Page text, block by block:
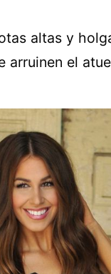
altas y
arruinen el